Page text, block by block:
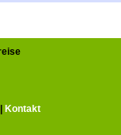
Kontakt